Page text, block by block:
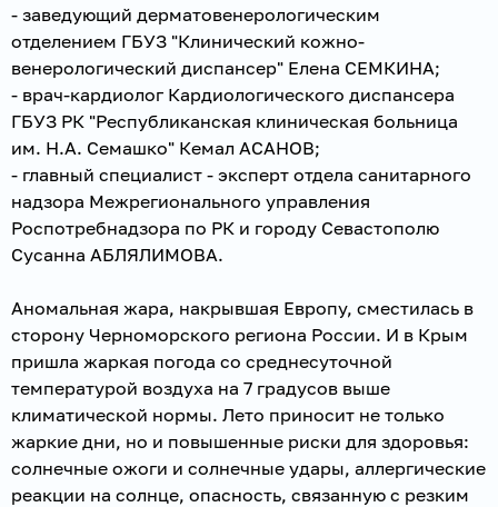
- заведующий дерматовенерологическим
отделением ГБУЗ "Клинический кожно-
венерологический диспансер" Елена СЕМКИНА;
- врач-кардиолог Кардиологического диспансера
ГБУЗ РК "Республиканская клиническая больница
им. Н.А. Семашко" Кемал АСАНОВ;
- главный специалист - эксперт отдела санитарного
надзора Межрегионального управления
Роспотребнадзора по РК и городу Севастополю
Сусанна АБЛЯЛИМОВА.
Аномальная жара, накрывшая Европу, сместилась в
сторону Черноморского региона России. И в Крым
пришла жаркая погода со среднесуточной
температурой воздуха на 7 градусов выше
климатической нормы. Лето приносит не только
жаркие дни, но и повышенные риски для здоровья:
солнечные ожоги и солнечные удары, аллергические
реакции на солнце, опасность, связанную с резким